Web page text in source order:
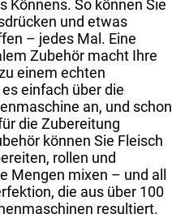
Könnens. So können Sie
und etwas
– jedes Mal. Eine
Zubehör macht Ihre
einem echten
einfach über die
an, und schon
die Zubereitung
können Sie Fleisch
rollen und
Mengen mixen – und all
die aus über 100
resultiert.